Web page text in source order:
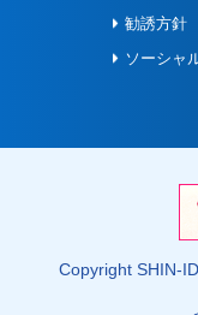
勧誘方針
ソーシャ
Copyright SHIN-